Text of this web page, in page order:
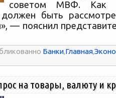
советом МВФ. Как
быть
— пояснил
Банки,Главная,
на товары, валюту и